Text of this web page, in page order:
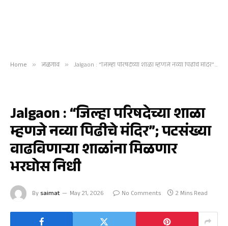
Home » जळगाव » Jalgaon : “जिल्हा परिषदेच्या शाळा म्हणजे नव्या पिढीचे मंदिर”; पटसंख्या वाढविणाऱ्या शाळांना मिळणार भरघोस निधी
Jalgaon : “जिल्हा परिषदेच्या शाळा
म्हणजे नव्या पिढीचे मंदिर”; पटसंख्या
वाढविणाऱ्या शाळांना मिळणार
भरघोस निधी
By saimat May 21, 2026 No Comments 2 Mins Read